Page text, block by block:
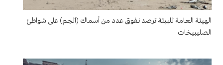
الهيئة العامة للبيئة ترصد نفوق عدد من أسماك (الجم) على شواطئ
الصليبيخات